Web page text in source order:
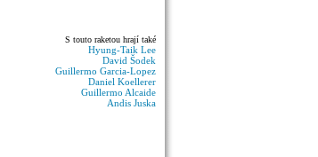
S touto raketou hrají také
Hyung-Taik Lee
David Šodek
Guillermo Garcia-Lopez
Daniel Koellerer
Guillermo Alcaide
Andis Juska